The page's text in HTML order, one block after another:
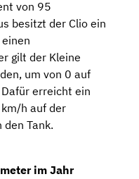
von 95
besitzt der Clio ein
gilt der Kleine
um von 0 auf
erreicht ein
h auf der
Tank.
im Jahr